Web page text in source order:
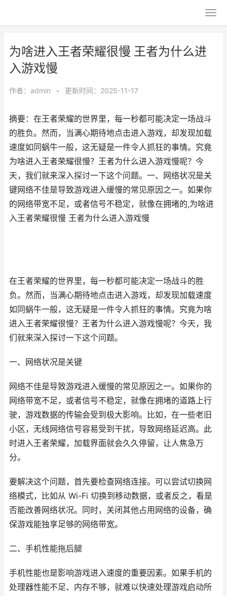
为啥进入王者荣耀很慢 王者为什么进
入游戏慢
作者： admin • 更新时间：2025-11-17
摘要：在王者荣耀的世界里，每一秒都可能决定一场战斗
的胜负。然而，当满心期待地点击进入游戏，却发现加载
速度如同蜗牛一般，这无疑是一件令人抓狂的事情。究竟
为啥进入王者荣耀很慢？王者为什么进入游戏慢呢？今
天，我们就来深入探讨一下这个问题。一、网络状况是关
键网络不佳是导致游戏进入缓慢的常见原因之一。如果你
的网络带宽不足，或者信号不稳定，就像在拥堵的,为啥进
入王者荣耀很慢 王者为什么进入游戏慢
在王者荣耀的世界里，每一秒都可能决定一场战斗的胜
负。然而，当满心期待地点击进入游戏，却发现加载速度
如同蜗牛一般，这无疑是一件令人抓狂的事情。究竟为啥
进入王者荣耀很慢？王者为什么进入游戏慢呢？今天，我
们就来深入探讨一下这个问题。
一、网络状况是关键
网络不佳是导致游戏进入缓慢的常见原因之一。如果你的
网络带宽不足，或者信号不稳定，就像在拥堵的道路上行
驶，游戏数据的传输会受到极大影响。比如，在一些老旧
小区，无线网络信号容易受到干扰，导致网络延迟高。此
时进入王者荣耀，加载界面就会久久停留，让人焦急万
分。
要解决这个问题，首先要检查网络连接。可以尝试切换网
络模式，比如从 Wi-Fi 切换到移动数据，或者反之，看是
否能改善网络状况。同时，关闭其他占用网络的设备，确
保游戏能独享足够的网络带宽。
二、手机性能拖后腿
手机性能也是影响游戏进入速度的重要因素。如果手机的
处理器性能不足、内存不够，就难以快速处理游戏启动所